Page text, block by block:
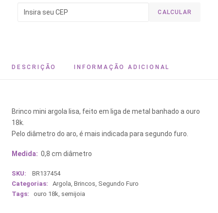
CALCULAR
DESCRIÇÃO INFORMAÇÃO ADICIONAL
Brinco mini argola lisa, feito em liga de metal banhado a ouro
18k.
Pelo diâmetro do aro, é mais indicada para segundo furo.
Medida: 0,8 cm diâmetro
SKU:
BR137454
Categorias:
Argola, Brincos, Segundo Furo
Tags:
ouro 18k, semijoia